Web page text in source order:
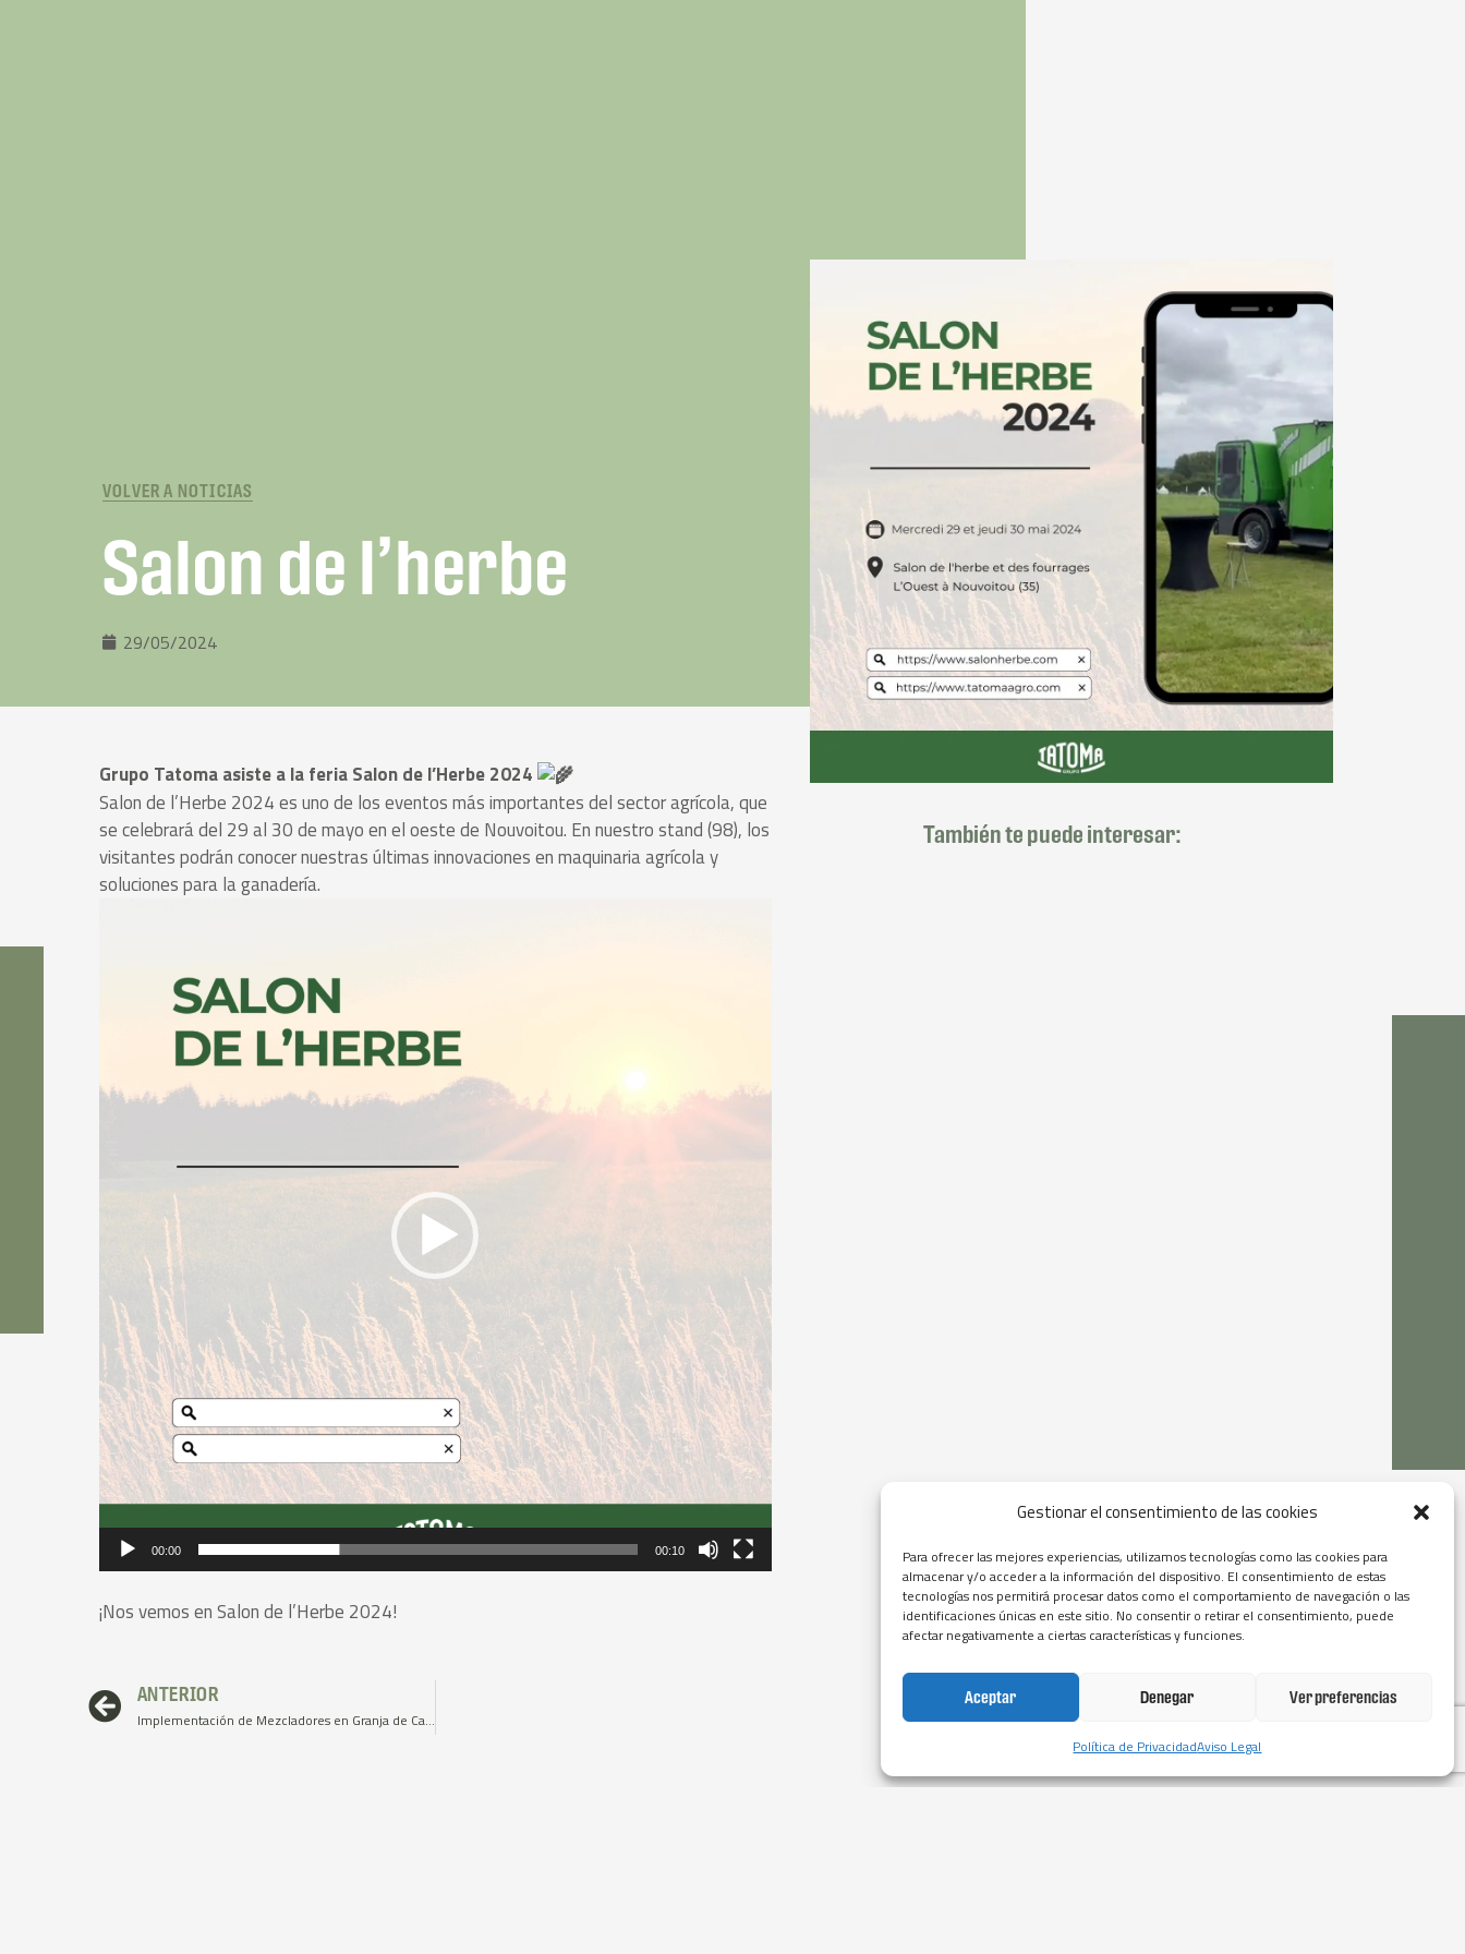
Gestionar el consentimiento de las cookies
Para ofrecer las mejores experiencias, utilizamos tecnologías como las cookies para
almacenar y/o acceder a la información del dispositivo. El consentimiento de estas
tecnologías nos permitirá procesar datos como el comportamiento de navegación o las
identificaciones únicas en este sitio. No consentir o retirar el consentimiento, puede
afectar negativamente a ciertas características y funciones.
Aceptar Denegar Ver preferencias
Política de PrivacidadAviso Legal
VOLVER A NOTICIAS
Salon de l’herbe
29/05/2024
Grupo Tatoma asiste a la feria Salon de l’Herbe 2024
Salon de l’Herbe 2024 es uno de los eventos más importantes del sector agrícola, que
se celebrará del 29 al 30 de mayo en el oeste de Nouvoitou. En nuestro stand (98), los
visitantes podrán conocer nuestras últimas innovaciones en maquinaria agrícola y
soluciones para la ganadería.
00:00 00:10
¡Nos vemos en Salon de l’Herbe 2024!
Ant
ANTERIOR
Implementación de Mezcladores en Granja de Cabras Majoreras en Fuerteventura
También te puede interesar: